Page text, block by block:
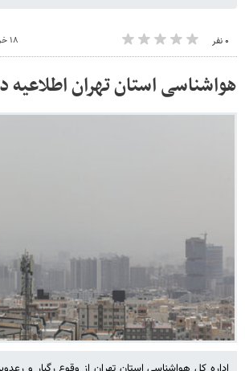
۰ نفر ۱۸ خرداد ۱۴۰۵ - ۱۴:۴۵
هواشناسی استان تهران اطلاعیه